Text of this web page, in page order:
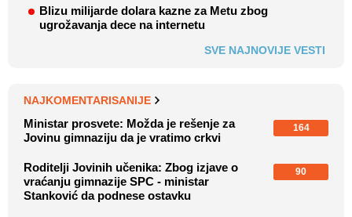
Blizu milijarde dolara kazne za Metu zbog
ugrožavanja dece na internetu
SVE NAJNOVIJE VESTI
NAJKOMENTARISANIJE
Ministar prosvete: Možda je rešenje za
Jovinu gimnaziju da je vratimo crkvi
164
Roditelji Jovinih učenika: Zbog izjave o
vraćanju gimnazije SPC - ministar
Stanković da podnese ostavku
90